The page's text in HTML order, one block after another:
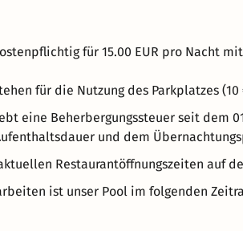
für 15.00 EUR pro Nacht
für die Nutzung des Parkplatzes
eine Beherbergungssteuer seit dem
und dem
Restaurantöffnungszeiten auf
ist unser Pool im folgenden